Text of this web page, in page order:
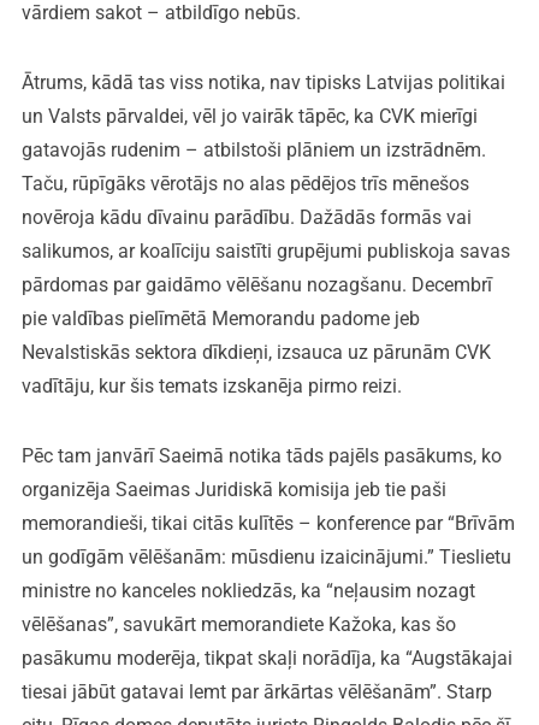
vārdiem sakot – atbildīgo nebūs.
Ātrums, kādā tas viss notika, nav tipisks Latvijas politikai
un Valsts pārvaldei, vēl jo vairāk tāpēc, ka CVK mierīgi
gatavojās rudenim – atbilstoši plāniem un izstrādnēm.
Taču, rūpīgāks vērotājs no alas pēdējos trīs mēnešos
novēroja kādu dīvainu parādību. Dažādās formās vai
salikumos, ar koalīciju saistīti grupējumi publiskoja savas
pārdomas par gaidāmo vēlēšanu nozagšanu. Decembrī
pie valdības pielīmētā Memorandu padome jeb
Nevalstiskās sektora dīkdieņi, izsauca uz pārunām CVK
vadītāju, kur šis temats izskanēja pirmo reizi.
Pēc tam janvārī Saeimā notika tāds pajēls pasākums, ko
organizēja Saeimas Juridiskā komisija jeb tie paši
memorandieši, tikai citās kulītēs – konference par “Brīvām
un godīgām vēlēšanām: mūsdienu izaicinājumi.” Tieslietu
ministre no kanceles nokliedzās, ka “neļausim nozagt
vēlēšanas”, savukārt memorandiete Kažoka, kas šo
pasākumu moderēja, tikpat skaļi norādīja, ka “Augstākajai
tiesai jābūt gatavai lemt par ārkārtas vēlēšanām”. Starp